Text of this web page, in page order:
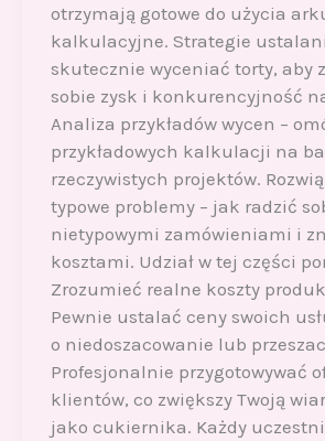
otrzymają gotowe do użycia
kalkulacyjne. Strategie
skutecznie wyceniać torty, aby
sobie zysk i konkurencyjność
Analiza przykładów wycen –
przykładowych kalkulacji na
rzeczywistych projektów.
typowe problemy – jak radzić
nietypowymi zamówieniami i
kosztami. Udział w tej części
Zrozumieć realne koszty
Pewnie ustalać ceny swoich
o niedoszacowanie lub
Profesjonalnie przygotowywać
klientów, co zwiększy Twoją
jako cukiernika. Każdy